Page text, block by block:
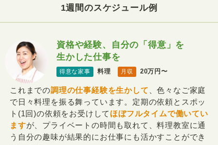
1週間のスケジュール例
資格や経験、自分の「得意」を
生かした仕事を
得意な家事 料理 月収 20万円〜
これまでの調理の仕事経験を生かして 、色々なご家庭
で日々料理を振る舞っています。定期の依頼とスポッ
ト(1回)の依頼をお受けして ほぼフルタイムで働いてい
ますが、プライベートの時間も取れて、料理教室に通
う自分の趣味が結果的にお仕事にも活かすことができ